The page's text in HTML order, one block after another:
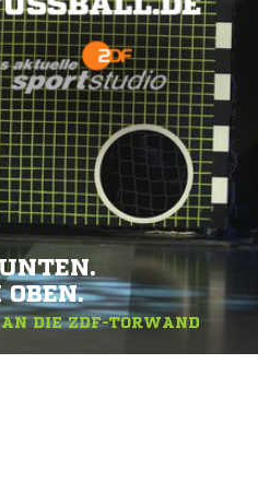
OBEN.
DIE ZDF-TORWAND